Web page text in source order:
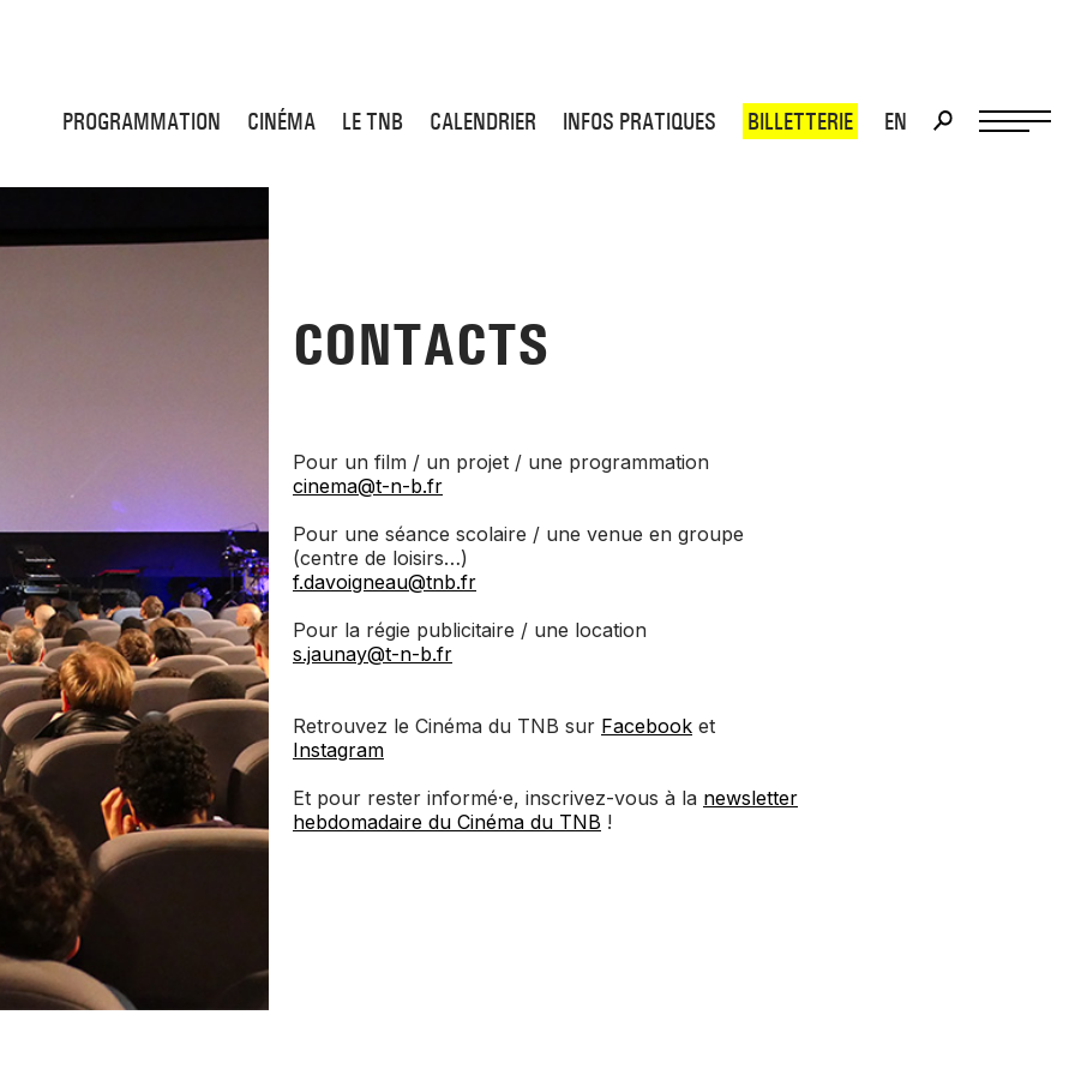
PROGRAMMATION CINÉMA LE TNB CALENDRIER INFOS PRATIQUES BILLETTERIE EN
CONTACTS
Pour un film / un projet / une programmation
cinema@t-n-b.fr
Pour une séance scolaire / une venue en groupe
(centre de loisirs…)
f.davoigneau@tnb.fr
Pour la régie publicitaire / une location
s.jaunay@t-n-b.fr
Retrouvez le Cinéma du TNB sur Facebook et
Instagram
Et pour rester informé·e, inscrivez-vous à la newsletter
hebdomadaire du Cinéma du TNB !